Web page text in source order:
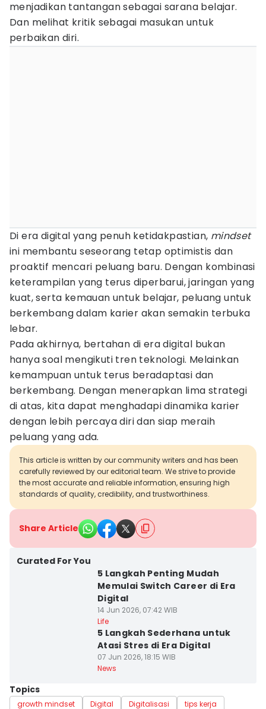
menjadikan tantangan sebagai sarana belajar.
Dan melihat kritik sebagai masukan untuk
perbaikan diri.
Di era digital yang penuh ketidakpastian, mindset
ini membantu seseorang tetap optimistis dan
proaktif mencari peluang baru. Dengan kombinasi
keterampilan yang terus diperbarui, jaringan yang
kuat, serta kemauan untuk belajar, peluang untuk
berkembang dalam karier akan semakin terbuka
lebar.
Pada akhirnya, bertahan di era digital bukan
hanya soal mengikuti tren teknologi. Melainkan
kemampuan untuk terus beradaptasi dan
berkembang. Dengan menerapkan lima strategi
di atas, kita dapat menghadapi dinamika karier
dengan lebih percaya diri dan siap meraih
peluang yang ada.
This article is written by our community writers and has been
carefully reviewed by our editorial team. We strive to provide
the most accurate and reliable information, ensuring high
standards of quality, credibility, and trustworthiness.
Share Article
Curated For You
5 Langkah Penting Mudah
Memulai Switch Career di Era
Digital
14 Jun 2026, 07:42 WIB
Life
5 Langkah Sederhana untuk
Atasi Stres di Era Digital
07 Jun 2026, 18:15 WIB
News
Topics
growth mindset Digital Digitalisasi
tips kerja